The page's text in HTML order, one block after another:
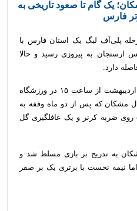
یک گام تا صعود تاریخی به
فارس
پلی‌آف لیگ یک استان فارس با
ارسنجان به پیروزی رسید و حالا
دارد.
در این دیدار عصر چهارشنبه دوم اردیبهشت از ساعت ۱۵ در ورزشگاه
مشکان که پس از دو ماه وقفه به
میدان بازگشته بودند، در دقیقه ۵ روی ضربه کرنر و یک غافلگیری گل
به تدریج بر بازی مسلط شد و
نیمه نخست با برتری یک بر صفر